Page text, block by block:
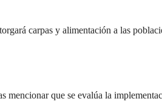
carpas y alimentación a las
mencionar que se evalúa la